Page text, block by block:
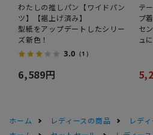
わたしの推しパン【ワイドパン
ツ】【裾上げ済み】
型紙をアップデートしたシリー
ズ新色！
3.0 （1）
6,589円
テ
プ
セ
ュに
ホーム レディースの商品 レデ